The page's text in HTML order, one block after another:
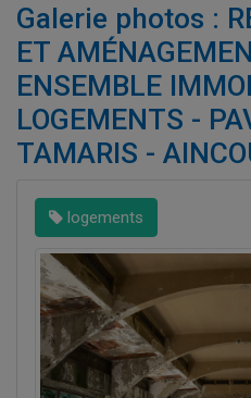
Galerie photos :
ET
ENSEMBLE
LOGEMENTS -
TAMARIS -
logements